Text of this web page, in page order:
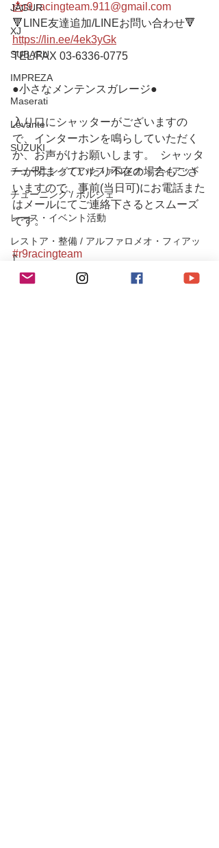
JAGUR
XJ
SUBARU
IMPREZA
Maserati
Levante
SUZUKI
チューニング / アルファロメオ・フィアット
チューニング / ポルシェ
レース・イベント活動
レストア・整備 / アルファロメオ・フィアッ
ト
レストア・整備/ ポルシェ
📩r9.racingteam.911@gmail.com
🔻LINE友達追加/LINEお問い合わせ🔻
https://lin.ee/4ek3yGk
TEL/FAX 03-6336-0775
●小さなメンテンスガレージ●
入り口にシャッターがございますの
で、インターホンを鳴らしていただく
か、お声がけお願いします。  シャッタ
ーが閉まっていたり不在の場合もござ
いますので、事前(当日可)にお電話また
はメールにてご連絡下さるとスムーズ
です。
#r9racingteam
#r9racing
#r9レーシング